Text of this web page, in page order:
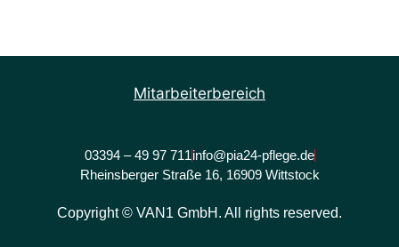
Copyright © VAN1 GmbH. All rights reserved.
03394 – 49 97 711info@pia24-pflege.de
Rheinsberger Straße 16, 16909 Wittstock
Mitarbeiterbereich